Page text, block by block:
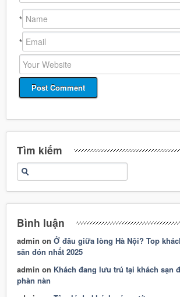
*
*
Tìm kiếm
Bình luận
admin onỞ đâu giữa lòng Hà Nội? Top
săn đón nhất 2025
admin on Khách đang lưu trú tại khách sạn
phàn nàn